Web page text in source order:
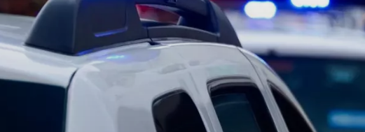
Перник, 24 °C
Плевен, 30°C
Пловдив, 32°C
Разград 27
28
Силистра 28°C
Сливен °C